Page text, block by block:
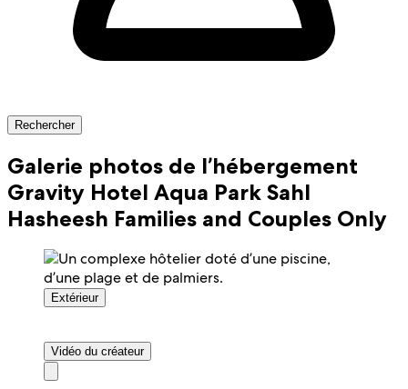
Rechercher
Galerie photos de l’hébergement
Gravity Hotel Aqua Park Sahl
Hasheesh Families and Couples Only
Extérieur
Vidéo du créateur